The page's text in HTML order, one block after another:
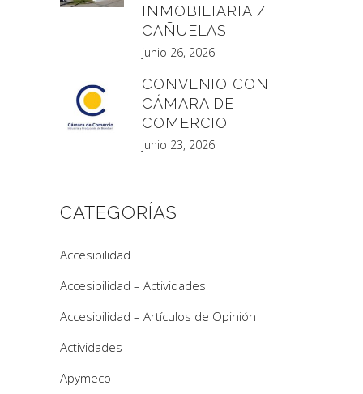
INMOBILIARIA /
CAÑUELAS
junio 26, 2026
CONVENIO CON
CÁMARA DE
COMERCIO
junio 23, 2026
CATEGORÍAS
Accesibilidad
Accesibilidad – Actividades
Accesibilidad – Artículos de Opinión
Actividades
Apymeco